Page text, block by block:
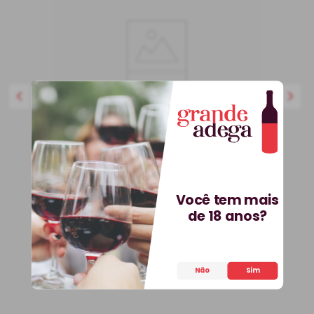
750 ml
BEST-SELLER
Kit 3 Vinhos Petit Vega e
Saca-Rolhas Grátis + E-
book
Kit
R$536,70
399
Você tem mais
de 18 anos?
Não Sim